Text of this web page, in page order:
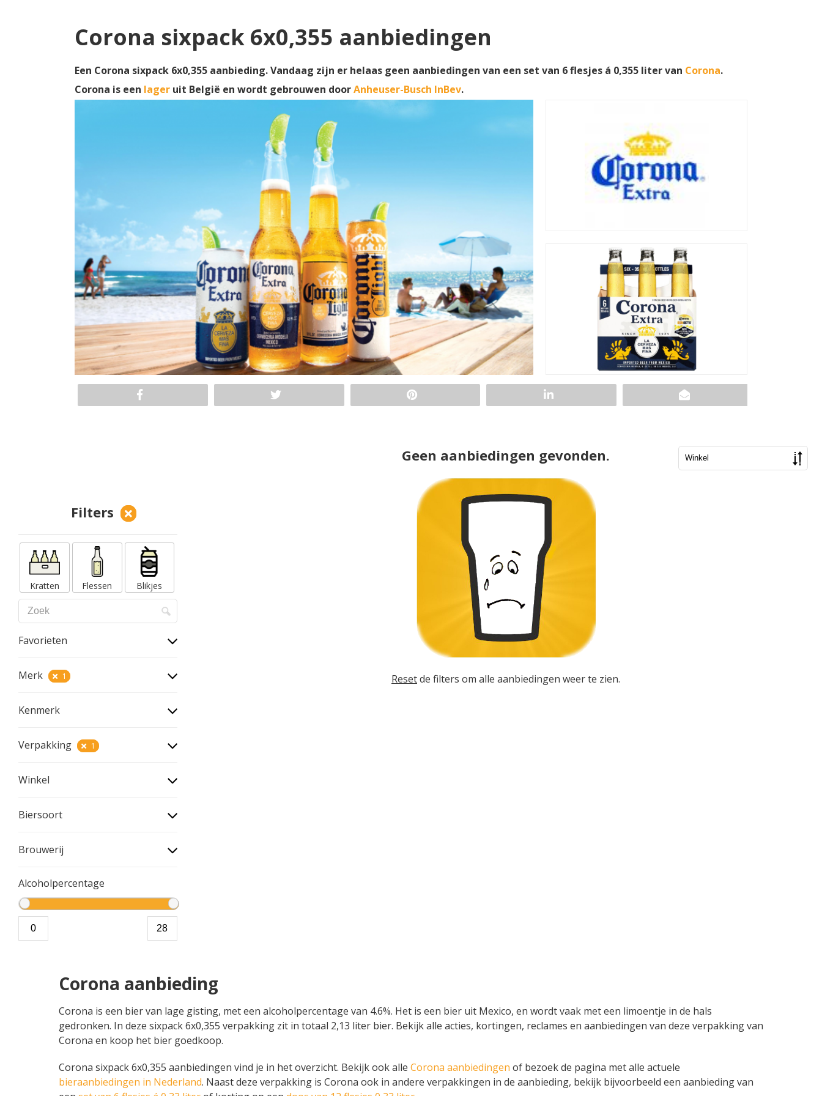
Corona sixpack 6x0,355 aanbiedingen
Een Corona sixpack 6x0,355 aanbieding. Vandaag zijn er helaas geen aanbiedingen van een set van 6 flesjes á 0,355 liter van Corona.
Corona is een lager uit België en wordt gebrouwen doorAnheuser-Busch InBev.
Filters
Kratten Flessen Blikjes
Favorieten
Merk 1
Kenmerk
Verpakking 1
Winkel
Biersoort
Brouwerij
Alcoholpercentage
Geen aanbiedingen gevonden.
Resetde filters om alle aanbiedingen weer te zien.
Corona aanbieding
Corona is een bier van lage gisting, met een alcoholpercentage van 4.6%. Het is een bier uit Mexico, en wordt vaak met een limoentje in de hals
gedronken. In deze sixpack 6x0,355 verpakking zit in totaal 2,13 liter bier. Bekijk alle acties, kortingen, reclames en aanbiedingen van deze verpakking van
Corona en koop het bier goedkoop.
Corona sixpack 6x0,355 aanbiedingen vind je in het overzicht. Bekijk ook alle Corona aanbiedingen of bezoek de pagina met alle actuele
bieraanbiedingen in Nederland. Naast deze verpakking is Corona ook in andere verpakkingen in de aanbieding, bekijk bijvoorbeeld een aanbieding van